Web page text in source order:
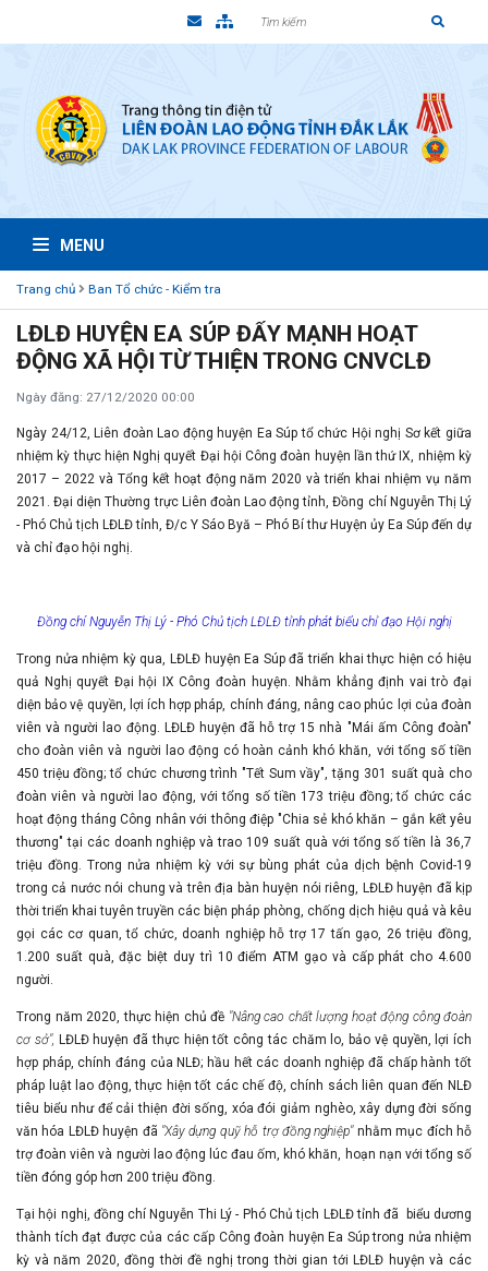
MENU
Trang chủ Ban Tổ chức - Kiểm tra
LĐLĐ HUYỆN EA SÚP ĐẨY MẠNH HOẠT
ĐỘNG XÃ HỘI TỪ THIỆN TRONG CNVCLĐ
Ngày đăng: 27/12/2020 00:00
Ngày 24/12, Liên đoàn Lao động huyện Ea Súp tổ chức Hội nghị Sơ kết giữa
nhiệm kỳ thực hiện Nghị quyết Đại hội Công đoàn huyện lần thứ IX, nhiệm kỳ
2017 – 2022 và Tổng kết hoạt động năm 2020 và triển khai nhiệm vụ năm
2021. Đại diện Thường trực Liên đoàn Lao động tỉnh, Đồng chí Nguyễn Thị Lý
- Phó Chủ tịch LĐLĐ tỉnh, Đ/c Y Sáo Byă – Phó Bí thư Huyện ủy Ea Súp đến dự
và chỉ đạo hội nghị.
Đồng chí Nguyễn Thị Lý - Phó Chủ tịch LĐLĐ tỉnh phát biểu chỉ đạo Hội nghị
Trong nửa nhiệm kỳ qua, LĐLĐ huyện Ea Súp đã triển khai thực hiện có hiệu
quả Nghị quyết Đại hội IX Công đoàn huyện. Nhằm khẳng định vai trò đại
diện bảo vệ quyền, lợi ích hợp pháp, chính đáng, nâng cao phúc lợi của đoàn
viên và người lao động. LĐLĐ huyện đã hỗ trợ 15 nhà "Mái ấm Công đoàn"
cho đoàn viên và người lao động có hoàn cảnh khó khăn, với tổng số tiền
450 triệu đồng; tổ chức chương trình "Tết Sum vầy", tặng 301 suất quà cho
đoàn viên và người lao động, với tổng số tiền 173 triệu đồng; tổ chức các
hoạt động tháng Công nhân với thông điệp "Chia sẻ khó khăn – gắn kết yêu
thương" tại các doanh nghiệp và trao 109 suất quà với tổng số tiền là 36,7
triệu đồng. Trong nửa nhiệm kỳ với sự bùng phát của dịch bệnh Covid-19
trong cả nước nói chung và trên địa bàn huyện nói riêng, LĐLĐ huyện đã kịp
thời triển khai tuyên truyền các biện pháp phòng, chống dịch hiệu quả và kêu
gọi các cơ quan, tổ chức, doanh nghiệp hỗ trợ 17 tấn gạo, 26 triệu đồng,
1.200 suất quà, đặc biệt duy trì 10 điểm ATM gạo và cấp phát cho 4.600
người.
Trong năm 2020, thực hiện chủ đề "Nâng cao chất lượng hoạt động công đoàn
cơ sở", LĐLĐ huyện đã thực hiện tốt công tác chăm lo, bảo vệ quyền, lợi ích
hợp pháp, chính đáng của NLĐ; hầu hết các doanh nghiệp đã chấp hành tốt
pháp luật lao động, thực hiện tốt các chế độ, chính sách liên quan đến NLĐ
tiêu biểu như để cải thiện đời sống, xóa đói giảm nghèo, xây dựng đời sống
văn hóa LĐLĐ huyện đã "Xây dựng quỹ hỗ trợ đồng nghiệp"nhằm mục đích hỗ
trợ đoàn viên và người lao động lúc đau ốm, khó khăn, hoạn nạn với tổng số
tiền đóng góp hơn 200 triệu đồng.
Tại hội nghị, đồng chí Nguyễn Thi Lý - Phó Chủ tịch LĐLĐ tỉnh đã biểu dương
thành tích đạt được của các cấp Công đoàn huyện Ea Súp trong nửa nhiệm
kỳ và năm 2020, đồng thời đề nghị trong thời gian tới LĐLĐ huyện và các